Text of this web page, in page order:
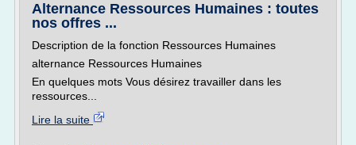
Alternance Ressources Humaines : toutes
nos offres ...
Description de la fonction Ressources Humaines
alternance Ressources Humaines
En quelques mots Vous désirez travailler dans les
ressources...
Lire la suite